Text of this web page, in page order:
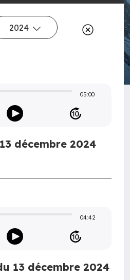
2024
05:00
décembre 2024
04:42
13 décembre 2024